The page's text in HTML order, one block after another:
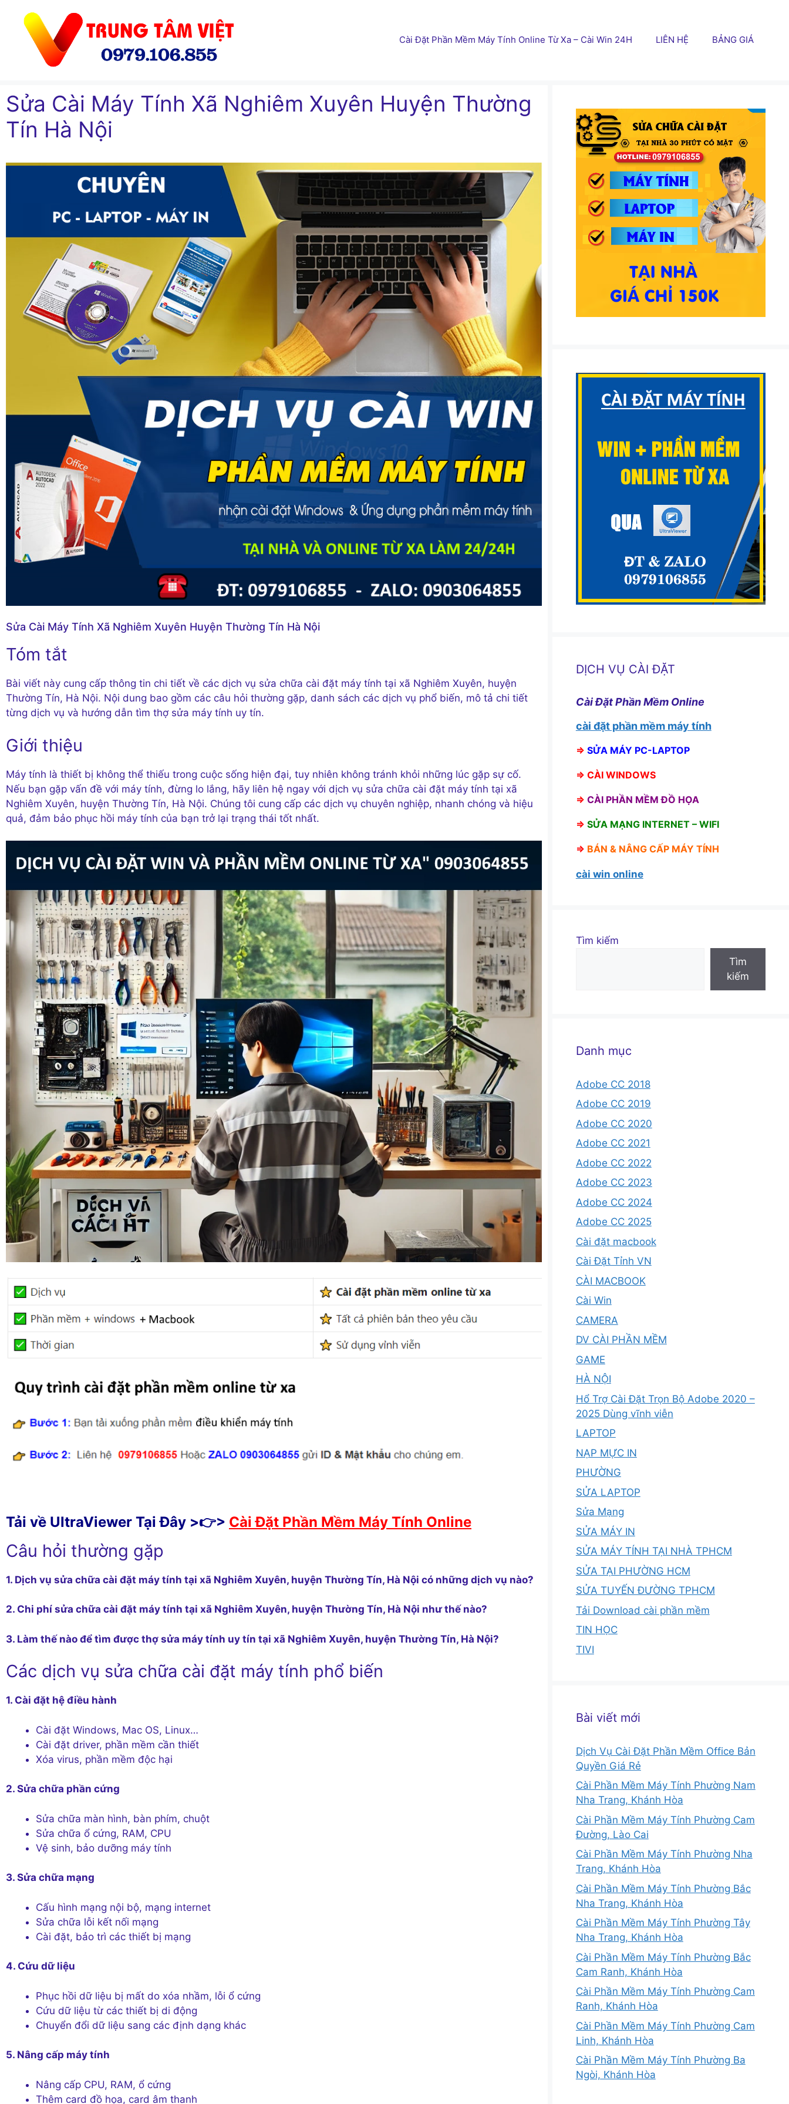
Cài Đặt Phần Mềm Máy Tính Online Từ Xa – Cài Win 24H LIÊN HỆ BẢNG GIÁ
Sửa Cài Máy Tính Xã Nghiêm Xuyên Huyện Thường
Tín Hà Nội
Sửa Cài Máy Tính Xã Nghiêm Xuyên Huyện Thường Tín Hà Nội
Tóm tắt
Bài viết này cung cấp thông tin chi tiết về các dịch vụ sửa chữa cài đặt máy tính tại xã Nghiêm Xuyên, huyện
Thường Tín, Hà Nội. Nội dung bao gồm các câu hỏi thường gặp, danh sách các dịch vụ phổ biến, mô tả chi tiết
từng dịch vụ và hướng dẫn tìm thợ sửa máy tính uy tín.
Giới thiệu
Máy tính là thiết bị không thể thiếu trong cuộc sống hiện đại, tuy nhiên không tránh khỏi những lúc gặp sự cố.
Nếu bạn gặp vấn đề với máy tính, đừng lo lắng, hãy liên hệ ngay với dịch vụ sửa chữa cài đặt máy tính tại xã
Nghiêm Xuyên, huyện Thường Tín, Hà Nội. Chúng tôi cung cấp các dịch vụ chuyên nghiệp, nhanh chóng và hiệu
quả, đảm bảo phục hồi máy tính của bạn trở lại trạng thái tốt nhất.
Tải về UltraViewer Tại Đây >👉> Cài Đặt Phần Mềm Máy Tính Online
Câu hỏi thường gặp
1. Dịch vụ sửa chữa cài đặt máy tính tại xã Nghiêm Xuyên, huyện Thường Tín, Hà Nội có những dịch vụ nào?
2. Chi phí sửa chữa cài đặt máy tính tại xã Nghiêm Xuyên, huyện Thường Tín, Hà Nội như thế nào?
3. Làm thế nào để tìm được thợ sửa máy tính uy tín tại xã Nghiêm Xuyên, huyện Thường Tín, Hà Nội?
Các dịch vụ sửa chữa cài đặt máy tính phổ biến
1. Cài đặt hệ điều hành
Cài đặt Windows, Mac OS, Linux…
Cài đặt driver, phần mềm cần thiết
Xóa virus, phần mềm độc hại
2. Sửa chữa phần cứng
Sửa chữa màn hình, bàn phím, chuột
Sửa chữa ổ cứng, RAM, CPU
Vệ sinh, bảo dưỡng máy tính
3. Sửa chữa mạng
Cấu hình mạng nội bộ, mạng internet
Sửa chữa lỗi kết nối mạng
Cài đặt, bảo trì các thiết bị mạng
4. Cứu dữ liệu
Phục hồi dữ liệu bị mất do xóa nhầm, lỗi ổ cứng
Cứu dữ liệu từ các thiết bị di động
Chuyển đổi dữ liệu sang các định dạng khác
5. Nâng cấp máy tính
Nâng cấp CPU, RAM, ổ cứng
Thêm card đồ họa, card âm thanh
DỊCH VỤ CÀI ĐẶT
Cài Đặt Phần Mềm Online
cài đặt phần mềm máy tính
⇒ SỬA MÁY PC-LAPTOP
⇒ CÀI WINDOWS
⇒ CÀI PHẦN MỀM ĐỒ HỌA
⇒ SỬA MẠNG INTERNET – WIFI
⇒ BÁN & NÂNG CẤP MÁY TÍNH
cài win online
Tìm kiếm
Tìm
kiếm
Danh mục
Adobe CC 2018
Adobe CC 2019
Adobe CC 2020
Adobe CC 2021
Adobe CC 2022
Adobe CC 2023
Adobe CC 2024
Adobe CC 2025
Cài đặt macbook
Cài Đặt Tỉnh VN
CÀI MACBOOK
Cài Win
CAMERA
DV CÀI PHẦN MỀM
GAME
HÀ NỘI
Hổ Trợ Cài Đặt Trọn Bộ Adobe 2020 –
2025 Dùng vĩnh viễn
LAPTOP
NẠP MỰC IN
PHƯỜNG
SỬA LAPTOP
Sửa Mạng
SỬA MÁY IN
SỬA MÁY TÍNH TẠI NHÀ TPHCM
SỬA TẠI PHƯỜNG HCM
SỬA TUYẾN ĐƯỜNG TPHCM
Tải Download cài phần mềm
TIN HỌC
TIVI
Bài viết mới
Dịch Vụ Cài Đặt Phần Mềm Office Bản
Quyền Giá Rẻ
Cài Phần Mềm Máy Tính Phường Nam
Nha Trang, Khánh Hòa
Cài Phần Mềm Máy Tính Phường Cam
Đường, Lào Cai
Cài Phần Mềm Máy Tính Phường Nha
Trang, Khánh Hòa
Cài Phần Mềm Máy Tính Phường Bắc
Nha Trang, Khánh Hòa
Cài Phần Mềm Máy Tính Phường Tây
Nha Trang, Khánh Hòa
Cài Phần Mềm Máy Tính Phường Bắc
Cam Ranh, Khánh Hòa
Cài Phần Mềm Máy Tính Phường Cam
Ranh, Khánh Hòa
Cài Phần Mềm Máy Tính Phường Cam
Linh, Khánh Hòa
Cài Phần Mềm Máy Tính Phường Ba
Ngòi, Khánh Hòa